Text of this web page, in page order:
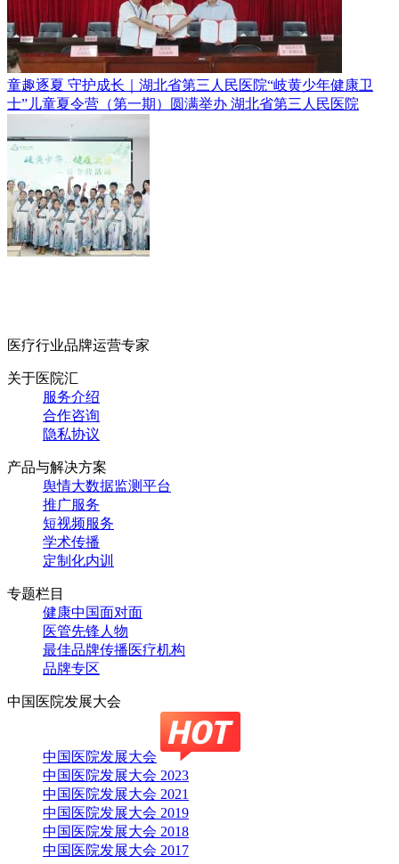
童趣逐夏 守护成长｜湖北省第三人民医院“岐黄少年健康卫
士”儿童夏令营（第一期）圆满举办 湖北省第三人民医院
医疗行业品牌运营专家
关于医院汇
服务介绍
合作咨询
隐私协议
产品与解决方案
舆情大数据监测平台
推广服务
短视频服务
学术传播
定制化内训
专题栏目
健康中国面对面
医管先锋人物
最佳品牌传播医疗机构
品牌专区
中国医院发展大会
中国医院发展大会
中国医院发展大会 2023
中国医院发展大会 2021
中国医院发展大会 2019
中国医院发展大会 2018
中国医院发展大会 2017